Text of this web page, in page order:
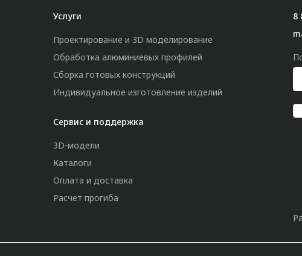
Услуги
Проектирование и 3D моделирование
Обработка алюминиевых профилей
Сборка готовых конструкций
Индивидуальное изготовление изделий
Сервис и поддержка
3D-модели
Каталоги
Оплата и доставка
Расчет прогиба
8